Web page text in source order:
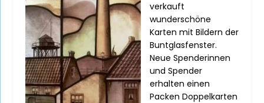
verkauft
wunderschöne
Karten mit Bildern der
Buntglasfenster.
Neue Spenderinnen
und Spender
erhalten einen
Packen Doppelkarten